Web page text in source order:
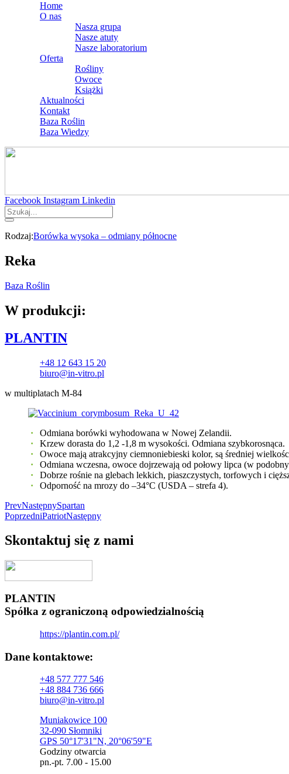
Home
O nas
Nasza grupa
Nasze atuty
Nasze laboratorium
Oferta
Rośliny
Owoce
Książki
Aktualności
Kontakt
Baza Roślin
Baza Wiedzy
Facebook Instagram Linkedin
Rodzaj:Borówka wysoka – odmiany północne
Reka
Baza Roślin
W produkcji:
PLANTIN
+48 12 643 15 20
biuro@in-vitro.pl
w multiplatach M-84
Odmiana borówki wyhodowana w Nowej Zelandii.
Krzew dorasta do 1,2 -1,8 m wysokości. Odmiana szybkorosnąca.
Owoce mają atrakcyjny ciemnoniebieski kolor, są średniej
Odmiana wczesna, owoce dojrzewają od połowy lipca (w
Dobrze rośnie na glebach lekkich, piaszczystych, torfowych i
Odporność na mrozy do –34°C (USDA – strefa 4).
PrevNastępnySpartan
PoprzedniPatriotNastępny
Skontaktuj się z nami
PLANTIN
Spółka z ograniczoną odpowiedzialnością
https://plantin.com.pl/
Dane kontaktowe:
+48 577 777 546
+48 884 736 666
biuro@in-vitro.pl
Muniakowice 100
32-090 Słomniki
GPS 50°17'31"N, 20°06'59"E
Godziny otwarcia
pn.-pt. 7.00 - 15.00